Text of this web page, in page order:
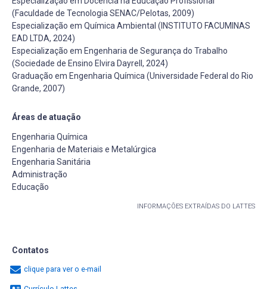
(Faculdade de Tecnologia SENAC/Pelotas, 2009)
Especialização em Química Ambiental (INSTITUTO FACUMINAS
EAD LTDA, 2024)
Especialização em Engenharia de Segurança do Trabalho
(Sociedade de Ensino Elvira Dayrell, 2024)
Graduação em Engenharia Química (Universidade Federal do Rio
Grande, 2007)
Áreas de atuação
Engenharia Química
Engenharia de Materiais e Metalúrgica
Engenharia Sanitária
Administração
Educação
INFORMAÇÕES EXTRAÍDAS DO LATTES
Contatos
clique para ver o e-mail